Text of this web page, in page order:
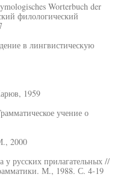
Worterbuch der
филологический
в лингвистическую
1959
учение о
2000
у русских прилагательных //
М., 1988. С. 4-19